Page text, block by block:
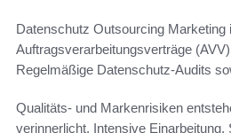
Datenschutz Outsourcing
Auftragsverarbeitungsverträge
Regelmäßige Datenschutz-Audits
Qualitäts- und Markenrisiken
verinnerlicht. Intensive